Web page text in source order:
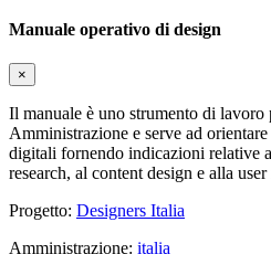
Manuale operativo di design
×
Il manuale è uno strumento di lavoro
Amministrazione e serve ad
digitali fornendo indicazioni relative
research, al content design e alla
Progetto: Designers Italia
Amministrazione: italia